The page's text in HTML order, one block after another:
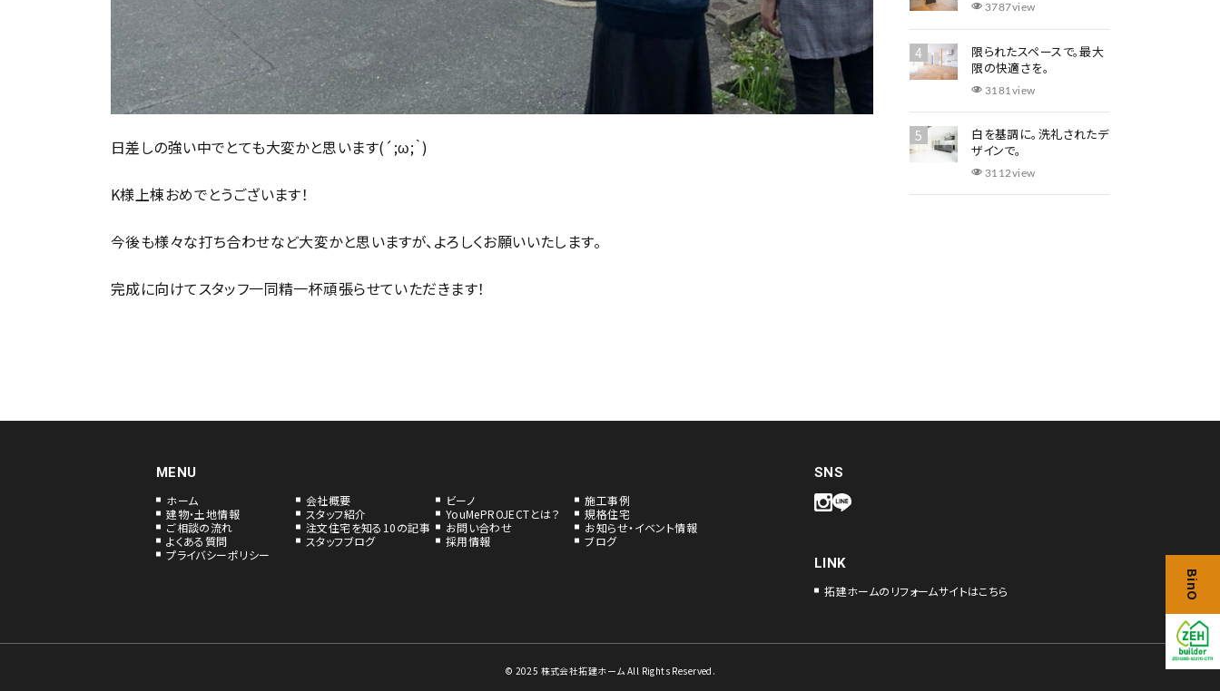
BinO
日差しの強い中でとても大変かと思います(´;ω;｀)
K様上棟おめでとうございます！
今後も様々な打ち合わせなど大変かと思いますが、よろしくお願いいたします。
完成に向けてスタッフ一同精一杯頑張らせていただきます！
3787view
​限られたスペースで。最大
限の快適さを。
3181view
白を基調に。洗礼されたデ
ザインで。
3112view
MENU
ホーム 会社概要 ビーノ
施工事例
建物・土地情報
スタッフ紹介 YouMePROJECTとは？
規格住宅
ご相談の流れ
注文住宅を知る10の記事 お問い合わせ
お知らせ・イベント情報
よくある質問
スタッフブログ 採用情報
ブログ
プライバシーポリシー
SNS
LINK
拓建ホームのリフォームサイトはこちら
© 2025 株式会社拓建ホーム All Rights Reserved.